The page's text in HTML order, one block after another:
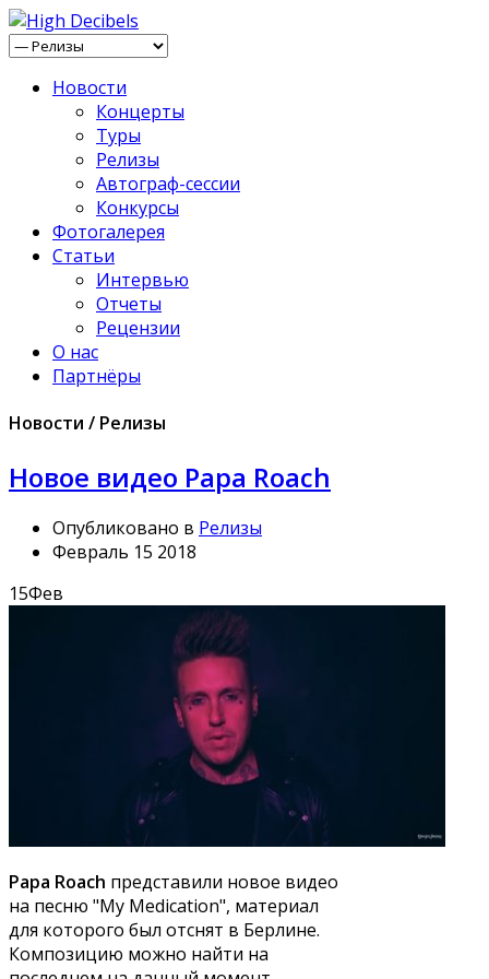
Новости
Концерты
Туры
Релизы
Автограф-сессии
Конкурсы
Фотогалерея
Статьи
Интервью
Отчеты
Рецензии
О нас
Партнёры
Новости / Релизы
Новое видео Papa Roach
Опубликовано в Релизы
Февраль 15 2018
15Фев
Papa Roach представили новое видео
на песню "My Medication", материал
для которого был отснят в Берлине.
Композицию можно найти на